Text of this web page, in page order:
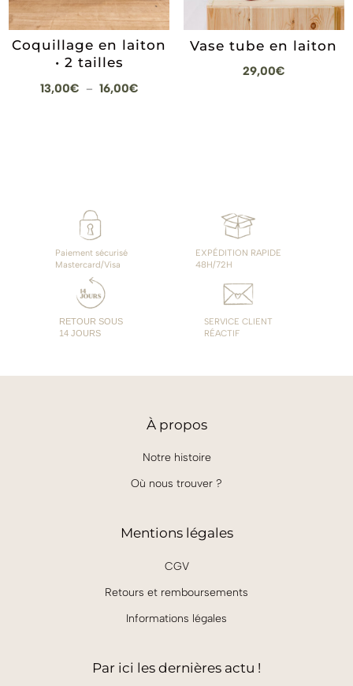
Coquillage en laiton
• 2 tailles
13,00€ – 16,00€Plage
Vase tube en laiton
29,00€
Paiement sécurisé
Mastercard/Visa
EXPÉDITION RAPIDE
48H/72H
RETOUR SOUS
14 JOURS
SERVICE CLIENT
RÉACTIF
Àpropos
Notre histoire
Où nous trouver ?
Mentions légales
CGV
Retours et remboursements
Informations légales
Par ici les dernières actu !